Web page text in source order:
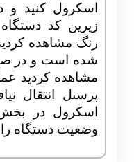
اسکرول کنید
زیرین کد
رنگ مشاهده
شده است و در
مشاهده کردید
پرسنل انتقال
اسکرول در بخش
وضعیت دستگاه را